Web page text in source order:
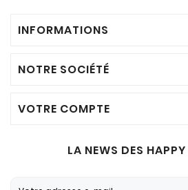
INFORMATIONS
NOTRE SOCIÉTÉ
VOTRE COMPTE
LA NEWS DES